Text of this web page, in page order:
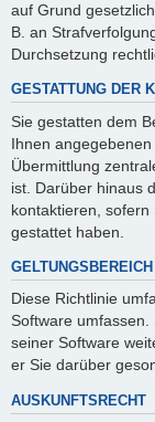
auf Grund
B. an
Durchsetzung
GESTATTUNG DER
Sie gestatten dem
Ihnen
Übermittlung
ist. Darüber hinaus
kontaktieren,
gestattet haben.
Diese Richtlinie
Software
seiner Software
er Sie darüber
AUSKUNFTSRECHT